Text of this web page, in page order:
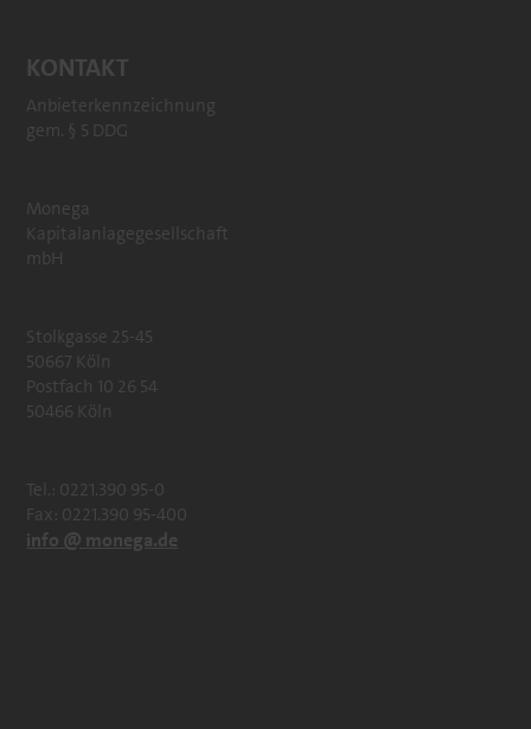
KONTAKT
Anbieterkennzeichnung
gem. § 5 DDG
Monega
Kapitalanlagegesellschaft
mbH
Stolkgasse 25-45
50667 Köln
Postfach 10 26 54
50466 Köln
Tel.: 0221.390 95-0
Fax: 0221.390 95-400
info @ monega.de